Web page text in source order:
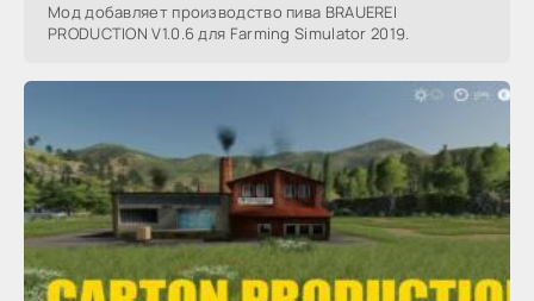
Мод добавляет производство пива BRAUEREI
PRODUCTION V1.0.6 для Farming Simulator 2019.